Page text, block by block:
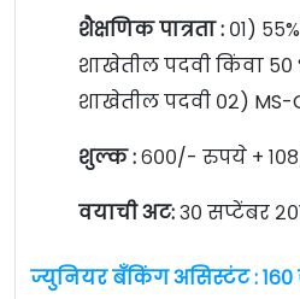
शैक्षणिक पात्रता : ०१)
शाखेतील पदवी किंवा
शाखेतील पदवी ०२) MS-
शुल्क :६००/- रुपये +
वयाची अट:३० सप्टेंबर
ज्युनियर बँकिंग असिस्टंट : १६०